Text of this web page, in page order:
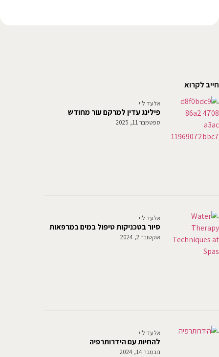
חייב לקרוא
פילינג עדין למרקם עור מחודש
אלעד לוי
ספטמבר 11, 2025
סיור בטכניקות טיפול במים במרפאות
אלעד לוי
אוקטובר 2, 2024
להחיות עם הידרותרפיה
אלעד לוי
נובמבר 14, 2024